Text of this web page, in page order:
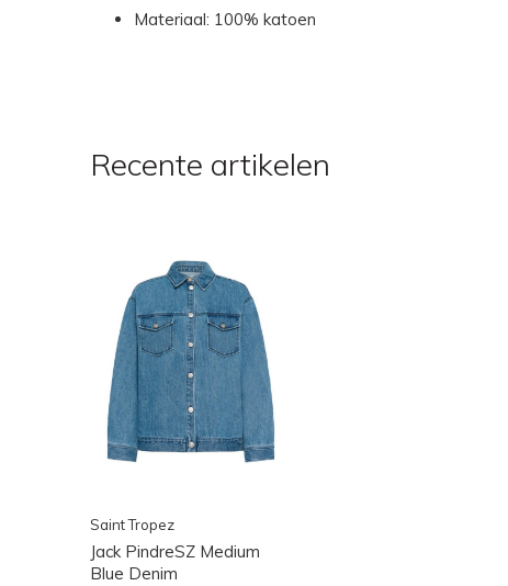
Materiaal: 100% katoen
Recente artikelen
Saint Tropez
Jack PindreSZ Medium
Blue Denim